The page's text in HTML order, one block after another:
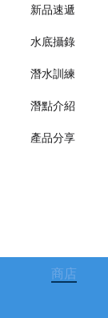
新品速遞
水底攝錄
潛水訓練
潛點介紹
產品分享
商店